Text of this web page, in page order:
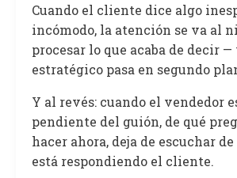
Cuando el cliente dice algo
incómodo, la atención se va al
procesar lo que acaba de decir
estratégico pasa en segundo
Y al revés: cuando el vendedor
pendiente del guión, de qué
hacer ahora, deja de escuchar
está respondiendo el cliente.